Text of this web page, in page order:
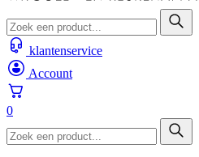
klantenservice
Account
0